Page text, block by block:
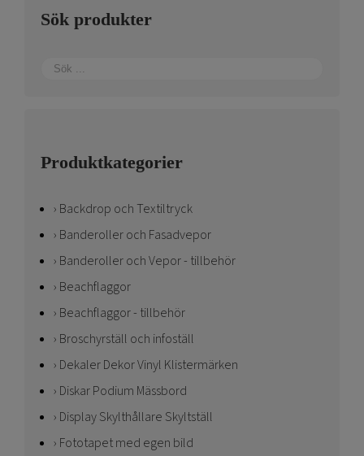
Sök produkter
Produktkategorier
Backdrop och Textiltryck
Banderoller och Fasadvepor
Banderoller och Vepor - tillbehör
Beachflaggor
Beachflaggor - tillbehör
Broschyrställ och infoställ
Dekaler Dekor Vinyl Klistermärken
Diskar Podium Mässbord
Display Skylthållare Skyltställ
Fototapet med egen bild